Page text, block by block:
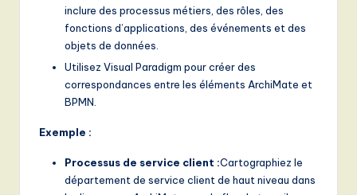
inclure des processus métiers, des rôles, des
fonctions d’applications, des événements et des
objets de données.
Utilisez Visual Paradigm pour créer des
correspondances entre les éléments ArchiMate et
BPMN.
Exemple :
Processus de service client :Cartographiez le
département de service client de haut niveau dans